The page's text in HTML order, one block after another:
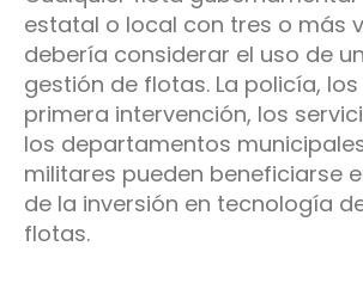
estatal o local con tres o más
debería considerar el uso de
gestión de flotas. La policía,
primera intervención, los
los departamentos
militares pueden beneficiarse
de la inversión en tecnología
flotas.